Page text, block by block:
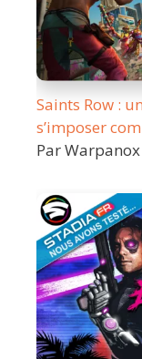
Saints Row :
s’imposer
Par Warpanox